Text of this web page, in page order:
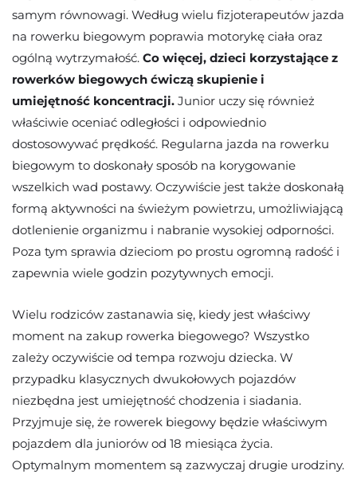
samym równowagi. Według wielu fizjoterapeutów jazda
na rowerku biegowym poprawia motorykę ciała oraz
ogólną wytrzymałość. Co więcej, dzieci korzystające z
rowerków biegowych ćwiczą skupienie i
umiejętność koncentracji. Junior uczy się również
właściwie oceniać odległości i odpowiednio
dostosowywać prędkość. Regularna jazda na rowerku
biegowym to doskonały sposób na korygowanie
wszelkich wad postawy. Oczywiście jest także doskonałą
formą aktywności na świeżym powietrzu, umożliwiającą
dotlenienie organizmu i nabranie wysokiej odporności.
Poza tym sprawia dzieciom po prostu ogromną radość i
zapewnia wiele godzin pozytywnych emocji.
Wielu rodziców zastanawia się, kiedy jest właściwy
moment na zakup rowerka biegowego? Wszystko
zależy oczywiście od tempa rozwoju dziecka. W
przypadku klasycznych dwukołowych pojazdów
niezbędna jest umiejętność chodzenia i siadania.
Przyjmuje się, że rowerek biegowy będzie właściwym
pojazdem dla juniorów od 18 miesiąca życia.
Optymalnym momentem są zazwyczaj drugie urodziny.